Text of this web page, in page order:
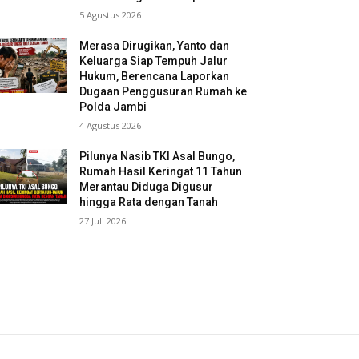
5 Agustus 2026
Merasa Dirugikan, Yanto dan
Keluarga Siap Tempuh Jalur
Hukum, Berencana Laporkan
Dugaan Penggusuran Rumah ke
Polda Jambi
4 Agustus 2026
Pilunya Nasib TKI Asal Bungo,
Rumah Hasil Keringat 11 Tahun
Merantau Diduga Digusur
hingga Rata dengan Tanah
27 Juli 2026